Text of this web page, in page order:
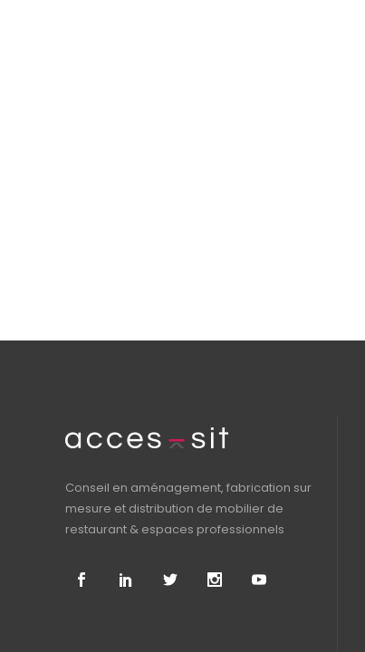
Conseil en aménagement, fabrication sur
mesure et distribution de mobilier de
restaurant & espaces professionnels